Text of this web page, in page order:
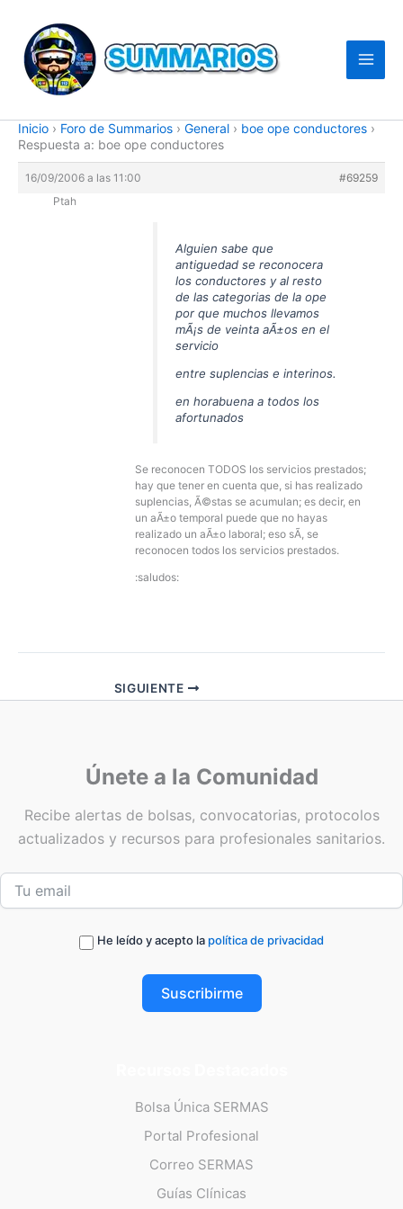
contenido
Inicio › Foro de Summarios › General › boe ope conductores ›
Respuesta a: boe ope conductores
16/09/2006 a las 11:00
#69259
Ptah
Alguien sabe que
antiguedad se reconocera
los conductores y al resto
de las categorias de la ope
por que muchos llevamos
mÃ¡s de veinta aÃ±os en el
servicio
entre suplencias e interinos.
en horabuena a todos los
afortunados
Se reconocen TODOS los servicios prestados;
hay que tener en cuenta que, si has realizado
suplencias, Ã©stas se acumulan; es decir, en
un aÃ±o temporal puede que no hayas
realizado un aÃ±o laboral; eso sÃ­, se
reconocen todos los servicios prestados.
:saludos:
SIGUIENTE
Únete a la Comunidad
Recibe alertas de bolsas, convocatorias, protocolos
actualizados y recursos para profesionales sanitarios.
He leído y acepto la política de privacidad
Suscribirme
Bolsa Única SERMAS
Portal Profesional
Correo SERMAS
Guías Clínicas